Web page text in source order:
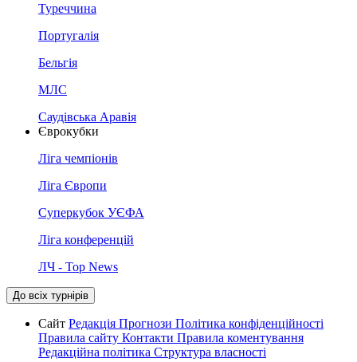
Туреччина
Португалія
Бельгія
МЛС
Саудівська Аравія
Єврокубки
Ліга чемпіонів
Ліга Європи
Суперкубок УЄФА
Ліга конференцій
ЛЧ - Top News
До всіх турнірів
Сайт Редакція Прогнози Політика конфіденційності
Правила сайту Контакти Правила коментування
Редакційна політика Структура власності